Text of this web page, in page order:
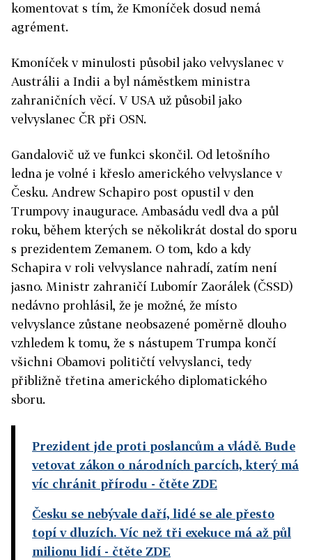
komentovat s tím, že Kmoníček dosud nemá
agrément.
Kmoníček v minulosti působil jako velvyslanec v
Austrálii a Indii a byl náměstkem ministra
zahraničních věcí. V USA už působil jako
velvyslanec ČR při OSN.
Gandalovič už ve funkci skončil. Od letošního
ledna je volné i křeslo amerického velvyslance v
Česku. Andrew Schapiro post opustil v den
Trumpovy inaugurace. Ambasádu vedl dva a půl
roku, během kterých se několikrát dostal do sporu
s prezidentem Zemanem. O tom, kdo a kdy
Schapira v roli velvyslance nahradí, zatím není
jasno. Ministr zahraničí Lubomír Zaorálek (ČSSD)
nedávno prohlásil, že je možné, že místo
velvyslance zůstane neobsazené poměrně dlouho
vzhledem k tomu, že s nástupem Trumpa končí
všichni Obamovi političtí velvyslanci, tedy
přibližně třetina amerického diplomatického
sboru.
Prezident jde proti poslancům a vládě. Bude
vetovat zákon o národních parcích, který má
víc chránit přírodu - čtěte ZDE
Česku se nebývale daří, lidé se ale přesto
topí v dluzích. Víc než tři exekuce má až půl
milionu lidí - čtěte ZDE